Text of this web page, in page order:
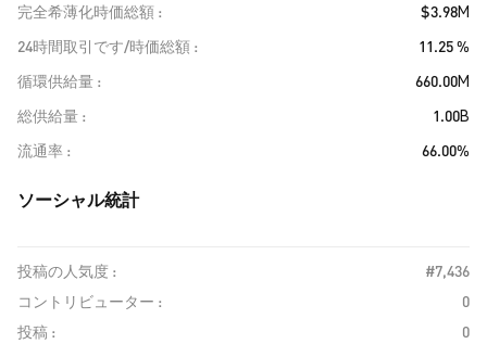
完全希薄化時価総額
$3.98M
24時間取引です/時価総額
11.25 %
循環供給量
660.00M
総供給量
1.00B
流通率
66.00%
ソーシャル統計
投稿の人気度 :
#7,436
コントリビューター :
0
投稿 :
0